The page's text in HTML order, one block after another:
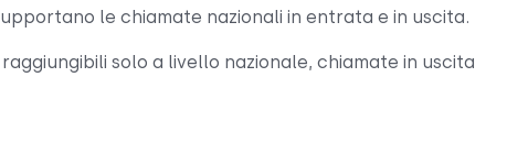
le chiamate nazionali in entrata e in uscita.
solo a livello nazionale, chiamate in uscita